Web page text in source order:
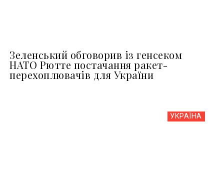
Зеленський обговорив із генсеком
НАТО Рютте постачання ракет-
перехоплювачів для України
УКРАЇНА